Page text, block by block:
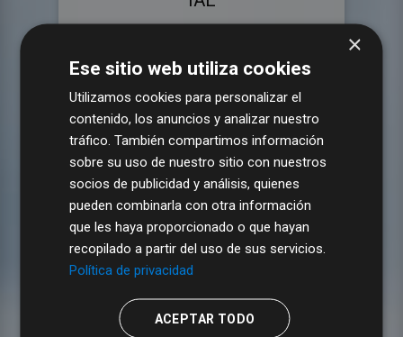
Vehículos
Contratos
×
Ese sitio web utiliza cookies
Utilizamos cookies para personalizar el
contenido, los anuncios y analizar nuestro
tráfico. También compartimos información
sobre su uso de nuestro sitio con nuestros
socios de publicidad y análisis, quienes
pueden combinarla con otra información
que les haya proporcionado o que hayan
recopilado a partir del uso de sus servicios.
Política de privacidad
ACEPTAR TODO